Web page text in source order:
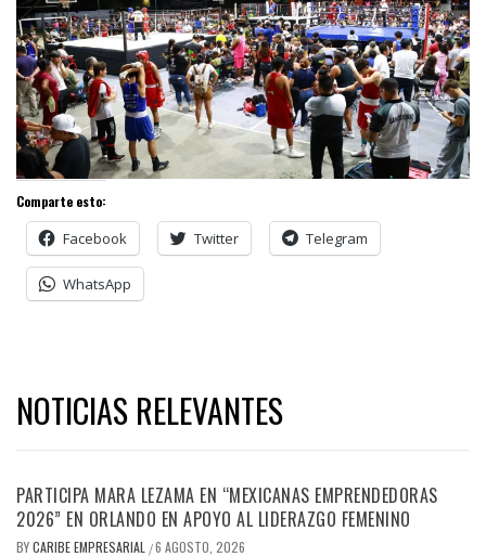
Comparte esto:
Facebook Twitter Telegram
WhatsApp
NOTICIAS RELEVANTES
PARTICIPA MARA LEZAMA EN “MEXICANAS EMPRENDEDORAS
2026” EN ORLANDO EN APOYO AL LIDERAZGO FEMENINO
BYCARIBE EMPRESARIAL /6 AGOSTO, 2026